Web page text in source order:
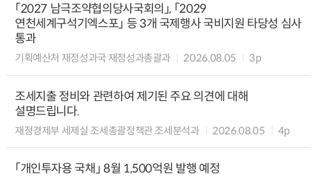
「2027 남극조약협의당사국회의」, 「2029
연천세계구석기엑스포」 등 3개 국제행사 국비지원 타당성 심사
통과
기획예산처 재정성과국 재정성과총괄과 2026.08.05 3p
조세지출 정비와 관련하여 제기된 주요 의견에 대해
설명드립니다.
재정경제부 세제실 조세총괄정책관 조세분석과 2026.08.05 4p
「개인투자용 국채」 8월 1,500억원 발행 예정